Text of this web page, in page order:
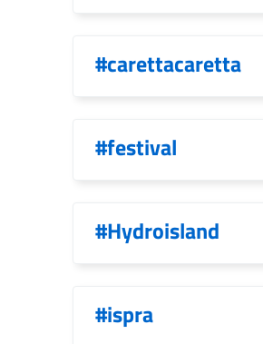
#carettacaretta
#festival
#Hydroisland
#ispra